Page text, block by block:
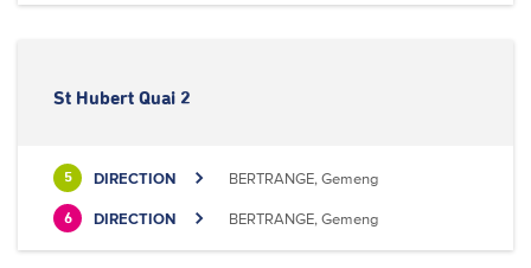
St Hubert Quai 2
5 DIRECTION BERTRANGE, Gemeng
6 DIRECTION BERTRANGE, Gemeng